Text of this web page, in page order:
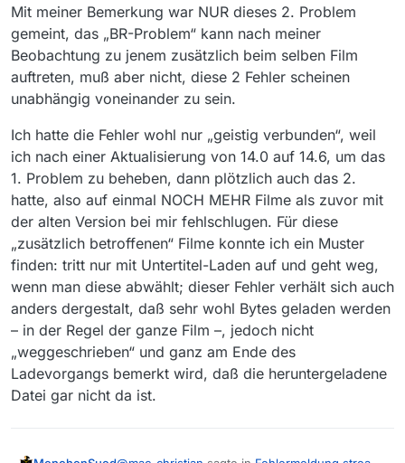
Mit meiner Bemerkung war NUR dieses 2. Problem
gemeint, das „BR-Problem“ kann nach meiner
Beobachtung zu jenem zusätzlich beim selben Film
auftreten, muß aber nicht, diese 2 Fehler scheinen
unabhängig voneinander zu sein.
Ich hatte die Fehler wohl nur „geistig verbunden“, weil
ich nach einer Aktualisierung von 14.0 auf 14.6, um das
1. Problem zu beheben, dann plötzlich auch das 2.
hatte, also auf einmal NOCH MEHR Filme als zuvor mit
der alten Version bei mir fehlschlugen. Für diese
„zusätzlich betroffenen“ Filme konnte ich ein Muster
finden: tritt nur mit Untertitel-Laden auf und geht weg,
wenn man diese abwählt; dieser Fehler verhält sich auch
anders dergestalt, daß sehr wohl Bytes geladen werden
– in der Regel der ganze Film –, jedoch nicht
„weggeschrieben“ und ganz am Ende des
Ladevorgangs bemerkt wird, daß die heruntergeladene
Datei gar nicht da ist.